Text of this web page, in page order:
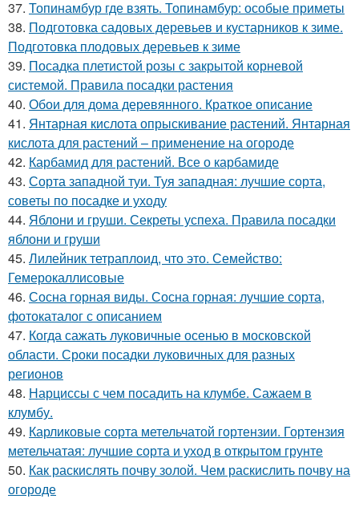
37. Топинамбур где взять. Топинамбур: особые приметы
38. Подготовка садовых деревьев и кустарников к зиме.
Подготовка плодовых деревьев к зиме
39. Посадка плетистой розы с закрытой корневой
системой. Правила посадки растения
40. Обои для дома деревянного. Краткое описание
41. Янтарная кислота опрыскивание растений. Янтарная
кислота для растений – применение на огороде
42. Карбамид для растений. Все о карбамиде
43. Сорта западной туи. Туя западная: лучшие сорта,
советы по посадке и уходу
44. Яблони и груши. Секреты успеха. Правила посадки
яблони и груши
45. Лилейник тетраплоид, что это. Семейство:
Гемерокаллисовые
46. Сосна горная виды. Сосна горная: лучшие сорта,
фотокаталог с описанием
47. Когда сажать луковичные осенью в московской
области. Сроки посадки луковичных для разных
регионов
48. Нарциссы с чем посадить на клумбе. Сажаем в
клумбу.
49. Карликовые сорта метельчатой гортензии. Гортензия
метельчатая: лучшие сорта и уход в открытом грунте
50. Как раскислять почву золой. Чем раскислить почву на
огороде